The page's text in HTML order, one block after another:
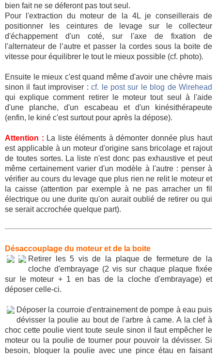
bien fait ne se déferont pas tout seul.
Pour l'extraction du moteur de la 4L je conseillerais de
positionner les ceintures de levage sur le collecteur
d'échappement d'un coté, sur l'axe de fixation de
l'alternateur de l’autre et passer la cordes sous la boite de
vitesse pour équilibrer le tout le mieux possible (cf. photo).
Ensuite le mieux c'est quand même d'avoir une chèvre mais
sinon il faut improviser :cf. le post sur le blog de Wirehead
qui explique comment retirer le moteur tout seul à l'aide
d'une planche, d'un escabeau et d'un kinésithérapeute
(enfin, le kiné c'est surtout pour après la dépose).
Attention : La liste éléments à démonter donnée plus haut
est applicable à un moteur d'origine sans bricolage et rajout
de toutes sortes. La liste n'est donc pas exhaustive et peut
même certainement varier d'un modèle à l'autre : penser à
vérifier au cours du levage que plus rien ne relit le moteur et
la caisse (attention par exemple à ne pas arracher un fil
électrique ou une durite qu'on aurait oublié de retirer ou qui
se serait accrochée quelque part).
Désaccouplage du moteur et de la boite
Retirer les 5 vis de la plaque de fermeture de la
cloche d'embrayage (2 vis sur chaque plaque fixée
sur le moteur + 1 en bas de la cloche d'embrayage) et
déposer celle-ci.
Déposer la courroie d'entrainement de pompe à eau puis
dévisser la poulie au bout de l'arbre à came. A la clef à
choc cette poulie vient toute seule sinon il faut empêcher le
moteur ou la poulie de tourner pour pouvoir la dévisser. Si
besoin, bloquer la poulie avec une pince étau en faisant